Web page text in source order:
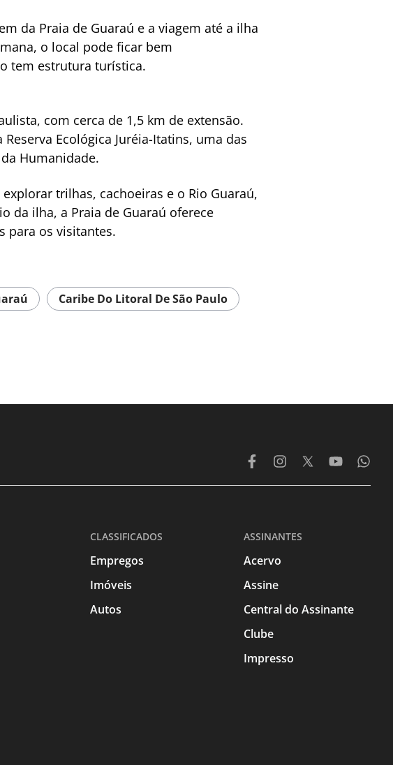
da Praia de Guaraú e a viagem até a ilha
o local pode ficar bem
tem estrutura turística.
com cerca de 1,5 km de extensão.
Ecológica Juréia-Itatins, uma das
Humanidade.
trilhas, cachoeiras e o Rio Guaraú,
da ilha, a Praia de Guaraú oferece
para os visitantes.
Caribe Do Litoral De São Paulo
CLASSIFICADOS
Empregos
Imóveis
Autos
ASSINANTES
Acervo
Assine
Central do Assinante
Clube
Impresso